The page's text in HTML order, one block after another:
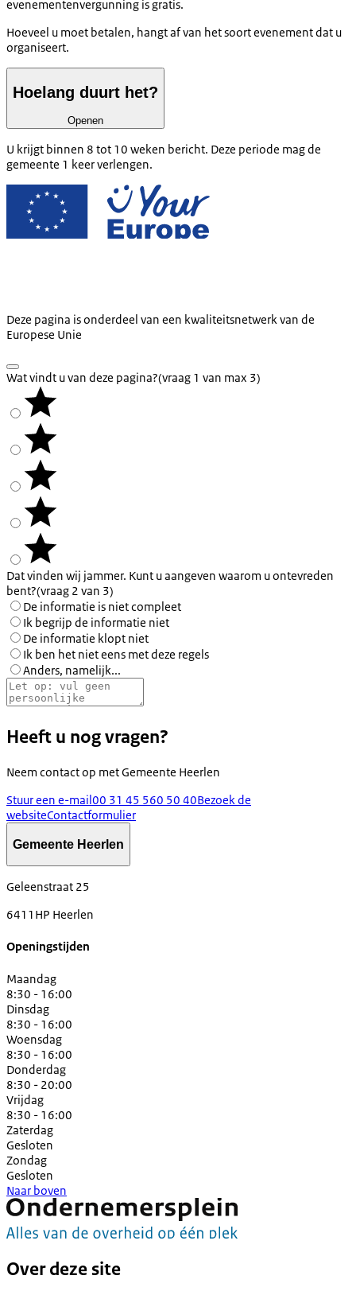
evenementenvergunning is gratis.
Hoeveel u moet betalen, hangt af van het soort evenement dat u
organiseert.
Hoelang duurt het?
Openen
U krijgt binnen 8 tot 10 weken bericht. Deze periode mag de
gemeente 1 keer verlengen.
Deze pagina is onderdeel van een kwaliteitsnetwerk van de
Europese Unie
Wat vindt u van deze pagina?(vraag 1 van max 3)
Dat vinden wij jammer. Kunt u aangeven waarom u ontevreden
bent?(vraag 2 van 3)
De informatie is niet compleet
Ik begrijp de informatie niet
De informatie klopt niet
Ik ben het niet eens met deze regels
Anders, namelijk...
Heeft u nog vragen?
Neem contact op metGemeente Heerlen
Stuur een e-mail00 31 45 560 50 40Bezoek de
websiteContactformulier
Gemeente Heerlen
Geleenstraat 25
6411HP Heerlen
Openingstijden
Maandag
8:30 - 16:00
Dinsdag
8:30 - 16:00
Woensdag
8:30 - 16:00
Donderdag
8:30 - 20:00
Vrijdag
8:30 - 16:00
Zaterdag
Gesloten
Zondag
Gesloten
Naar boven
Over deze site